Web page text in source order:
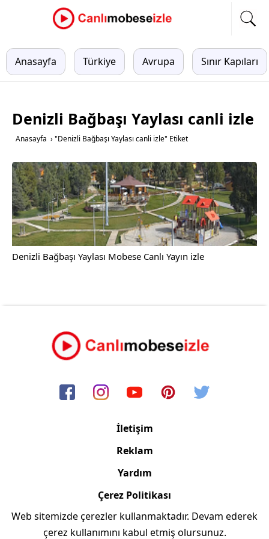
Anasayfa Türkiye Avrupa Sınır Kapıları
Denizli Bağbaşı Yaylası canli izle
Anasayfa › "Denizli Bağbaşı Yaylası canli izle" Etiket
Denizli Bağbaşı Yaylası Mobese Canlı Yayın izle
İletişim
Reklam
Yardım
Çerez Politikası
Copyright © 2006/2024 Canlimobeseizle.com
Web sitemizde çerezler kullanmaktadır. Devam ederek
çerez kullanımını kabul etmiş olursunuz.